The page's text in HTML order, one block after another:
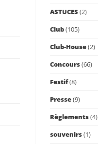
ASTUCES (2)
Club(105)
Club-House(2)
Concours(66)
Festif(8)
Presse(9)
Règlements(4)
souvenirs(1)